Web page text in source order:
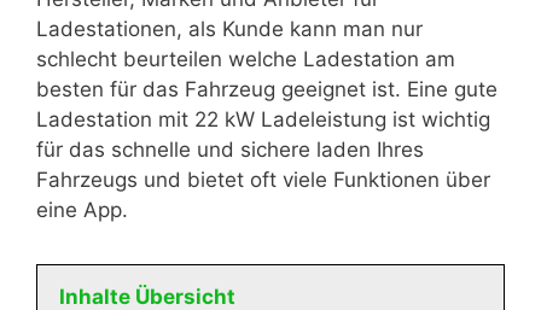
Ladestationen, als Kunde kann man nur
schlecht beurteilen welche Ladestation am
besten für das Fahrzeug geeignet ist. Eine gute
Ladestation mit 22 kW Ladeleistung ist wichtig
für das schnelle und sichere laden Ihres
Fahrzeugs und bietet oft viele Funktionen über
eine App.
Inhalte Übersicht